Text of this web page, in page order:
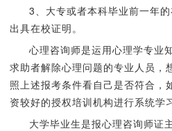
3、大专或者本科毕业前一年
出具在校证明。
心理咨询师是运用心理学专业
求助者解除心理问题的专业人员，
照上述报考条件看自己是否符合，
资较好的授权培训机构进行系统学习
大学毕业生是报心理咨询师证